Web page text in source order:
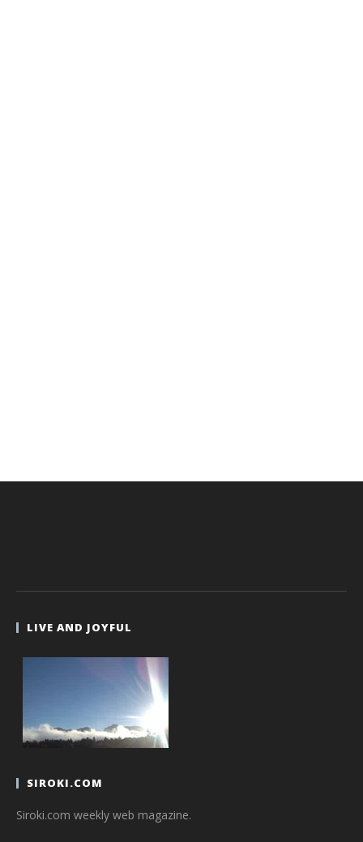
LIVE AND JOYFUL
SIROKI.COM
Siroki.com weekly web magazine.